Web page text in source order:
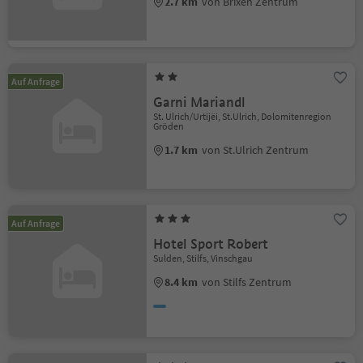
Auf Anfrage
Garni Mariandl
St. Ulrich/Urtijëi, St.Ulrich, Dolomitenregion
Gröden
1.7 km von St.Ulrich Zentrum
Auf Anfrage
Hotel Sport Robert
Sulden, Stilfs, Vinschgau
8.4 km von Stilfs Zentrum